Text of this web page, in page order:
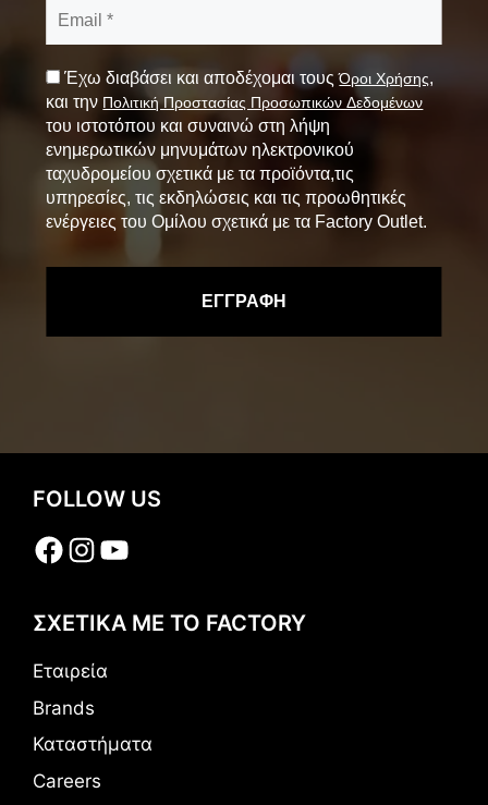
Έχω διαβάσει και αποδέχομαι τουςΌροι Χρήσης,
και την Πολιτική Προστασίας Προσωπικών Δεδομένων
του ιστοτόπου και συναινώ στη λήψη
ενημερωτικών μηνυμάτων ηλεκτρονικού
ταχυδρομείου σχετικά με τα προϊόντα,τις
υπηρεσίες, τις εκδηλώσεις και τις προωθητικές
ενέργειες του Ομίλου σχετικά με τα Factory Outlet.
FOLLOW US
Facebook
Instagram
YouTube
ΣΧΕΤΙΚΑ ΜΕ ΤΟ FACTORY
Εταιρεία
Brands
Καταστήματα
Careers